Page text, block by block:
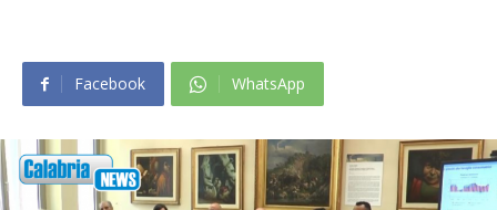
Facebook WhatsApp